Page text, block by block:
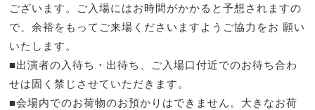
ございます。ご入場にはお時間がかかると予想されますの
で、余裕をもってご来場くださいますようご協力をお 願い
いたします。
■出演者の入待ち・出待ち、ご入場口付近でのお待ち合わ
せは固く禁じさせていただきます。
■会場内でのお荷物のお預かりはできません。大きなお荷